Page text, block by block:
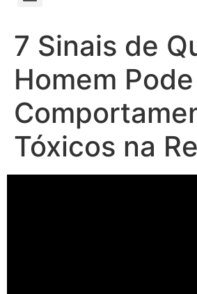
7 Sinais de
Homem
Tóxicos na